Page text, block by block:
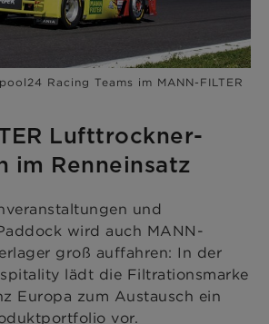
Racing Teams im MANN-FILTER
Lufttrockner-
im Renneinsatz
und
wird auch MANN-
groß auffahren: In der
lädt die Filtrationsmarke
Europa zum Austausch ein
vor.